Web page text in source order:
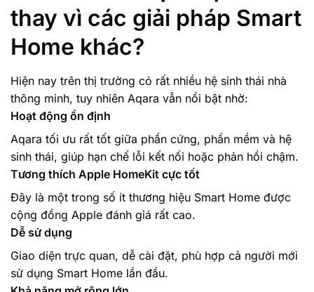
thay vì các giải pháp Smart
Home khác?
Hiện nay trên thị trường có rất nhiều hệ sinh thái nhà
thông minh, tuy nhiên Aqara vẫn nổi bật nhờ:
Hoạt động ổn định
Aqara tối ưu rất tốt giữa phần cứng, phần mềm và hệ
sinh thái, giúp hạn chế lỗi kết nối hoặc phản hồi chậm.
Tương thích Apple HomeKit cực tốt
Đây là một trong số ít thương hiệu Smart Home được
cộng đồng Apple đánh giá rất cao.
Dễ sử dụng
Giao diện trực quan, dễ cài đặt, phù hợp cả người mới
sử dụng Smart Home lần đầu.